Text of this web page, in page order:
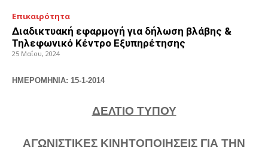
Επικαιρότητα
Διαδικτυακή εφαρμογή για δήλωση βλάβης &
Τηλεφωνικό Κέντρο Εξυπηρέτησης
25 Μαΐου, 2024
ΗΜΕΡΟΜΗΝΙΑ: 15-1-2014
ΔΕΛΤΙΟ ΤΥΠΟΥ
ΑΓΩΝΙΣΤΙΚΕΣ ΚΙΝΗΤΟΠΟΙΗΣΕΙΣ ΓΙΑ ΤΗΝ